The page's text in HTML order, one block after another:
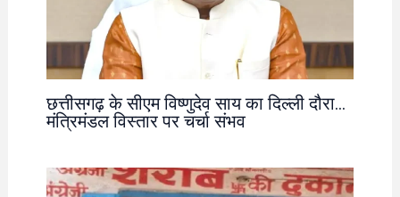
छत्तीसगढ़ के सीएम विष्णुदेव साय का दिल्ली दौरा…
मंत्रिमंडल विस्तार पर चर्चा संभव